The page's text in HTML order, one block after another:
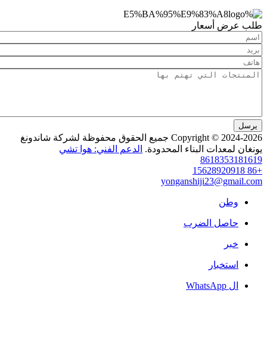
أسعار
Copyright © 2024-2026 جميع الحقوق محفوظة لشركة شاندونغ
البناء المحدودة. الدعم الفني: هوا تشي
الضرب